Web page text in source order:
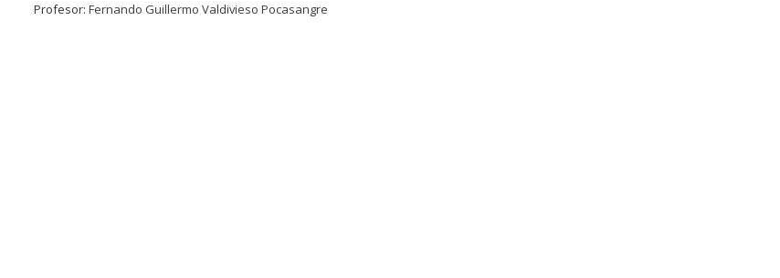
Profesor:Fernando Guillermo Valdivieso Pocasangre